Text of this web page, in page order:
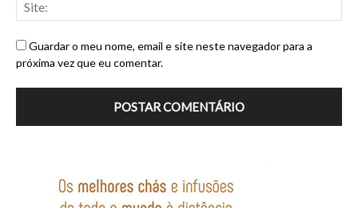
Guardar o meu nome, email e site neste navegador para a
próxima vez que eu comentar.